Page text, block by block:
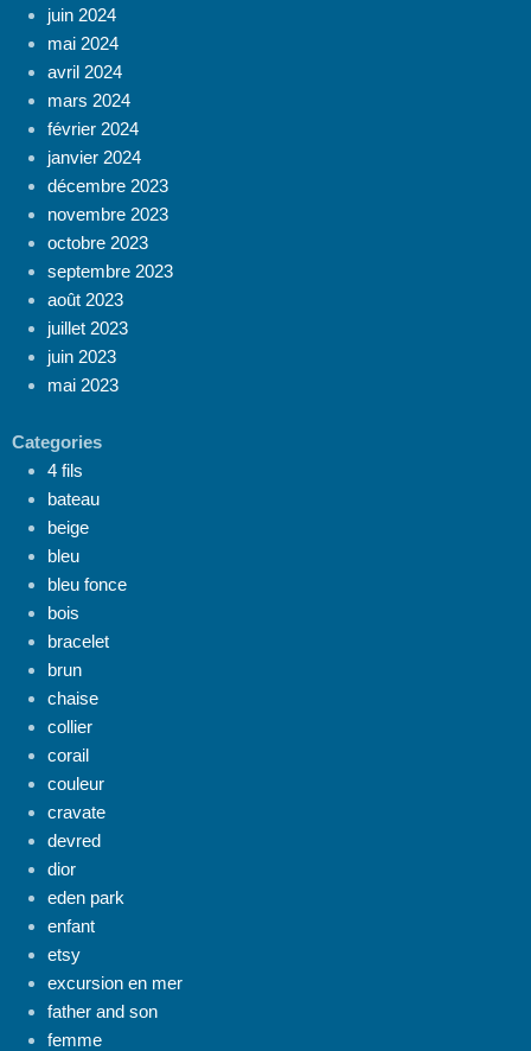
juin 2024
mai 2024
avril 2024
mars 2024
février 2024
janvier 2024
décembre 2023
novembre 2023
octobre 2023
septembre 2023
août 2023
juillet 2023
juin 2023
mai 2023
Categories
4 fils
bateau
beige
bleu
bleu fonce
bois
bracelet
brun
chaise
collier
corail
couleur
cravate
devred
dior
eden park
enfant
etsy
excursion en mer
father and son
femme